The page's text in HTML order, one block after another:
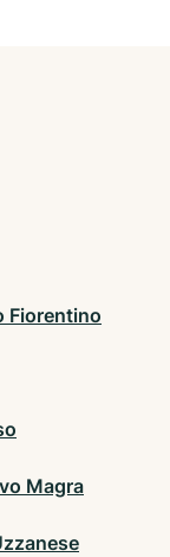
Fiorentino
Magra